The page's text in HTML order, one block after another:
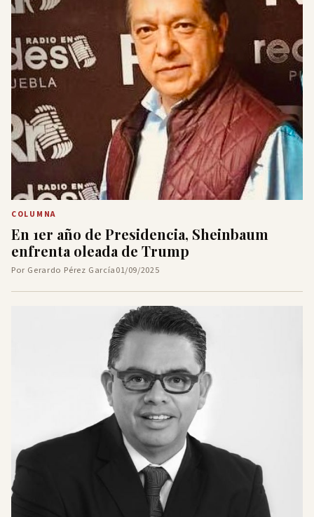
COLUMNA
En 1er año de Presidencia, Sheinbaum
enfrenta oleada de Trump
Por Gerardo Pérez García01/09/2025